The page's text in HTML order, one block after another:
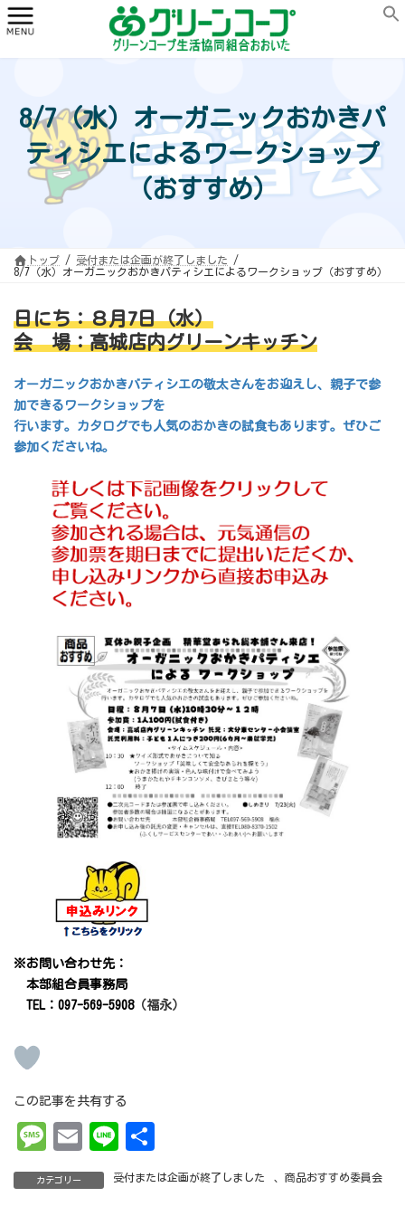
コ
ン
テ
ツ
ナ
ビ
ゲ
シ
8/7（水）オーガニックおかきパ
ティシエによるワークショップ
（おすすめ）
トップ
受付または企画が終了しました
8/7（水）オーガニックおかきパティシエによるワークショップ（おすすめ）
日にち：８月7日（水）
会 場：高城店内グリーンキッチン
オーガニックおかきバティシエの敬太さんをお迎えし、親子で参
加できるワークショップを
行います。カタログでも人気のおかきの試食もあります。ぜひご
参加くださいね。
※お問い合わせ先：
本部組合員事務局
TEL：097-569-5908（福永）
この記事を共有する
Me
ss
ag
Em
ai
l
Li
ne 有
カテゴリー 受付または企画が終了しました 商品おすすめ委員会